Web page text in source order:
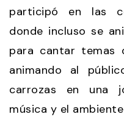
participó en las
donde incluso se
para cantar temas
animando al
carrozas en una
música y el